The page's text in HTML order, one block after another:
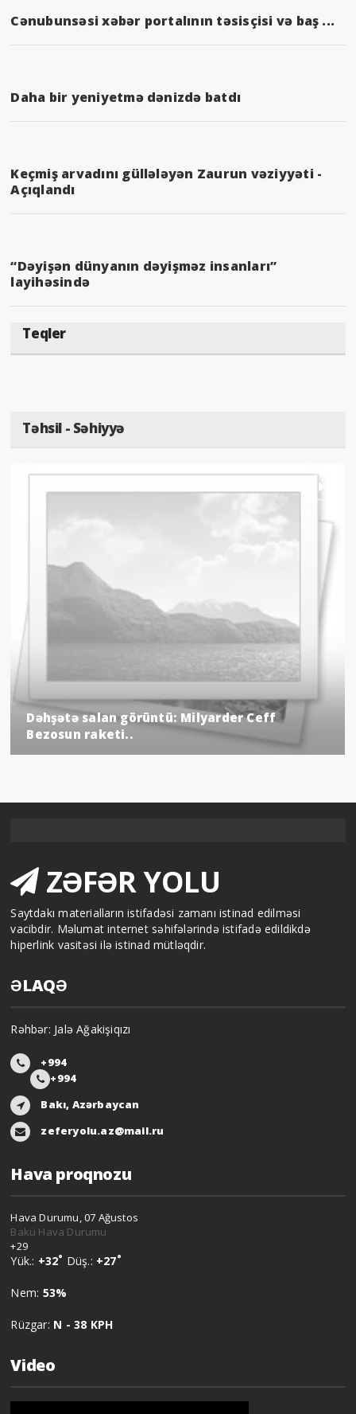
Cənubunsəsi xəbər portalının təsisçisi və baş ...
Daha bir yeniyetmə dənizdə batdı
Keçmiş arvadını güllələyən Zaurun vəziyyəti -
Açıqlandı
“Dəyişən dünyanın dəyişməz insanları”
layihəsində
Teqler
Təhsil - Səhiyyə
Dəhşətə salan görüntü: Milyarder Ceff
Bezosun raketi..
ZƏFƏR YOLU
Saytdakı materialların istifadəsi zamanı istinad edilməsi
vacibdir. Məlumat internet səhifələrində istifadə edildikdə
hiperlink vasitəsi ilə istinad mütləqdir.
ƏLAQƏ
Rəhbər: Jalə Ağakişiqızı
+994
+994
Bakı, Azərbaycan
zeferyolu.az@mail.ru
Hava proqnozu
Hava Durumu, 07 Ağustos
Bakü Hava Durumu
+29
Yük.: +32° Düş.: +27°
Nem: 53%
Rüzgar: N - 38 KPH
Video